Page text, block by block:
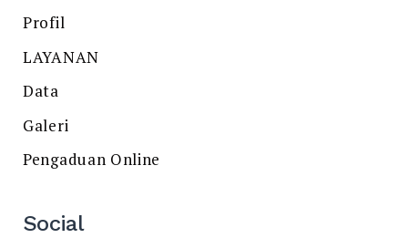
Profil
LAYANAN
Data
Galeri
Pengaduan Online
Social